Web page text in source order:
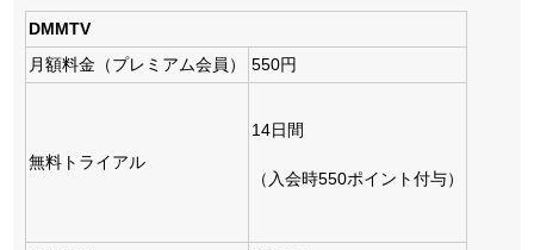
DMMTV
月額料金（プレミアム会員）
550円
無料トライアル
14日間
（入会時550ポイント付与）